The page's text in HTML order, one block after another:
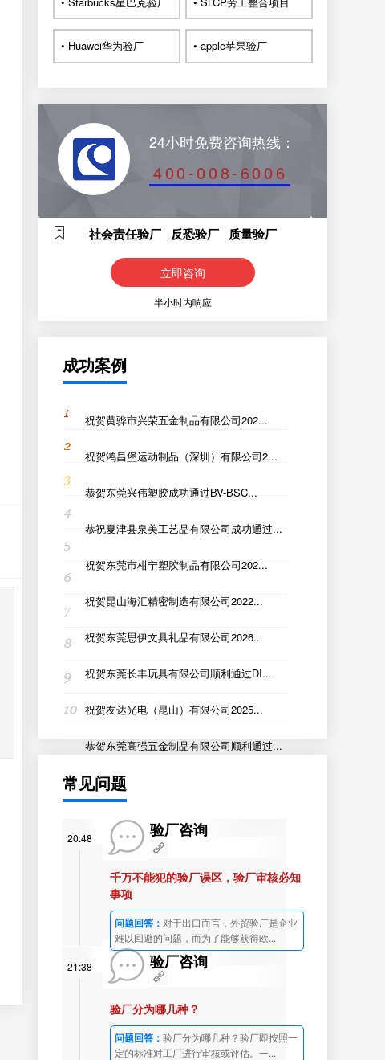
• Huawei华为验厂 • apple苹果验厂
24小时免费咨询热线：
400-008-6006
社会责任验厂 反恐验厂 质量验厂
立即咨询
半小时内响应
成功案例
祝贺黄骅市兴荣五金制品有限公司202...
祝贺鸿昌堡运动制品（深圳）有限公司2...
恭贺东莞兴伟塑胶成功通过BV-BSC...
恭祝夏津县泉美工艺品有限公司成功通过...
祝贺东莞市柑宁塑胶制品有限公司202...
祝贺昆山海汇精密制造有限公司2022...
祝贺东莞思伊文具礼品有限公司2026...
祝贺东莞长丰玩具有限公司顺利通过DI...
祝贺友达光电（昆山）有限公司2025...
恭贺东莞高强五金制品有限公司顺利通过...
常见问题
20:48 验厂咨询
千万不能犯的验厂误区，验厂审核必知
事项
问题回答：对于出口而言，外贸验厂是企业
难以回避的问题，而为了能够获得欧...
21:38 验厂咨询
验厂分为哪几种？
问题回答：验厂分为哪几种？验厂即按照一
定的标准对工厂进行审核或评估。一...